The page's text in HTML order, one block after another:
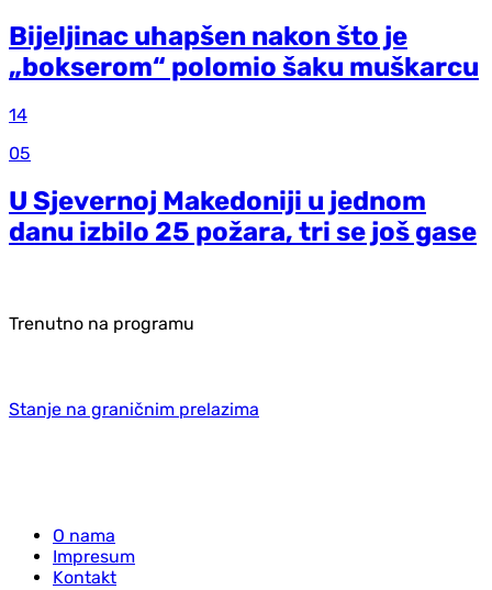
Bijeljinac uhapšen nakon što je
„bokserom“ polomio šaku muškarcu
14
05
U Sjevernoj Makedoniji u jednom
danu izbilo 25 požara, tri se još gase
Trenutno na programu
Stanje na graničnim prelazima
O nama
Impresum
Kontakt